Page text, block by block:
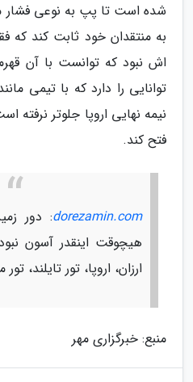
شده است تا پپ به نوعی فشار
به منتقدان خود ثابت کند که
اش نبود که توانست با آن
توانایی را دارد که با تیمی
نیمه نهایی اروپا جلوتر نرفته
فتح کند.
dorezamin.com: دور
هیچوقت اینقدر آسون
ارزان، اروپا، تور تایلند،
منبع: خبرگزاری مهر